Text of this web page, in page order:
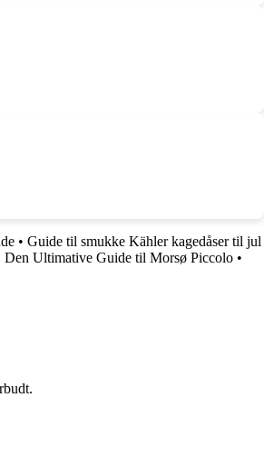
• Guide til smukke Kähler kagedåser til jul
Den Ultimative Guide til Morsø Piccolo •